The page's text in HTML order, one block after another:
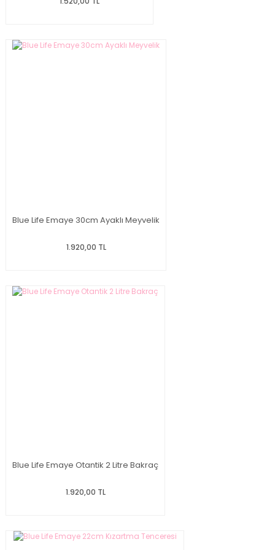
Blue Life Emaye 30cm Ayaklı Meyvelik
1.920,00 TL
Blue Life Emaye Otantik 2 Litre Bakraç
1.920,00 TL